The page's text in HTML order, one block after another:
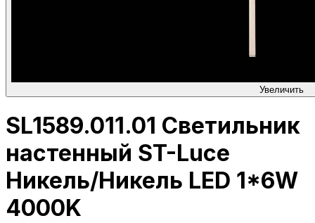
Увеличить
SL1589.011.01 Светильник
настенный ST-Luce
Никель/Никель LED 1*6W
4000K